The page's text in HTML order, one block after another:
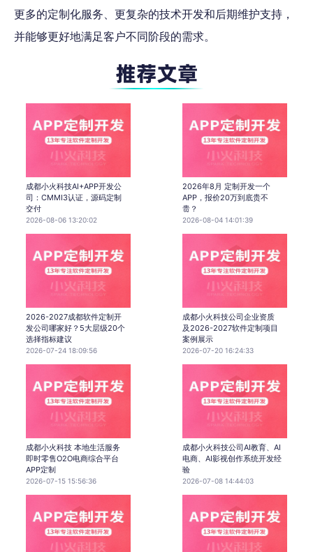
更多的定制化服务、更复杂的技术开发和后期维护支持，
并能够更好地满足客户不同阶段的需求。
成都小火科技AI+APP开发公
司：CMMI3认证，源码定制
交付
2026-08-06 13:20:02
2026年8月 定制开发一个
APP，报价20万到底贵不
贵？
2026-08-04 14:01:39
2026-2027成都软件定制开
发公司哪家好？5大层级20个
选择指标建议
2026-07-24 18:09:56
成都小火科技公司企业资质
及2026-2027软件定制项目
案例展示
2026-07-20 16:24:33
成都小火科技 本地生活服务
即时零售O2O电商综合平台
APP定制
2026-07-15 15:56:36
成都小火科技公司AI教育、AI
电商、AI影视创作系统开发经
验
2026-07-08 14:44:03